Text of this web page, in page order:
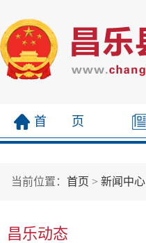
首 页
当前位置： 首页 > 新闻中心
昌乐动态